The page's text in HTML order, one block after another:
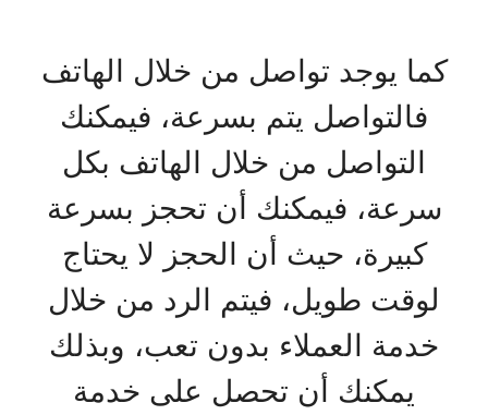
كما يوجد تواصل من خلال الهاتف
فالتواصل يتم بسرعة، فيمكنك
التواصل من خلال الهاتف بكل
سرعة، فيمكنك أن تحجز بسرعة
كبيرة، حيث أن الحجز لا يحتاج
لوقت طويل، فيتم الرد من خلال
خدمة العملاء بدون تعب، وبذلك
يمكنك أن تحصل على خدمة